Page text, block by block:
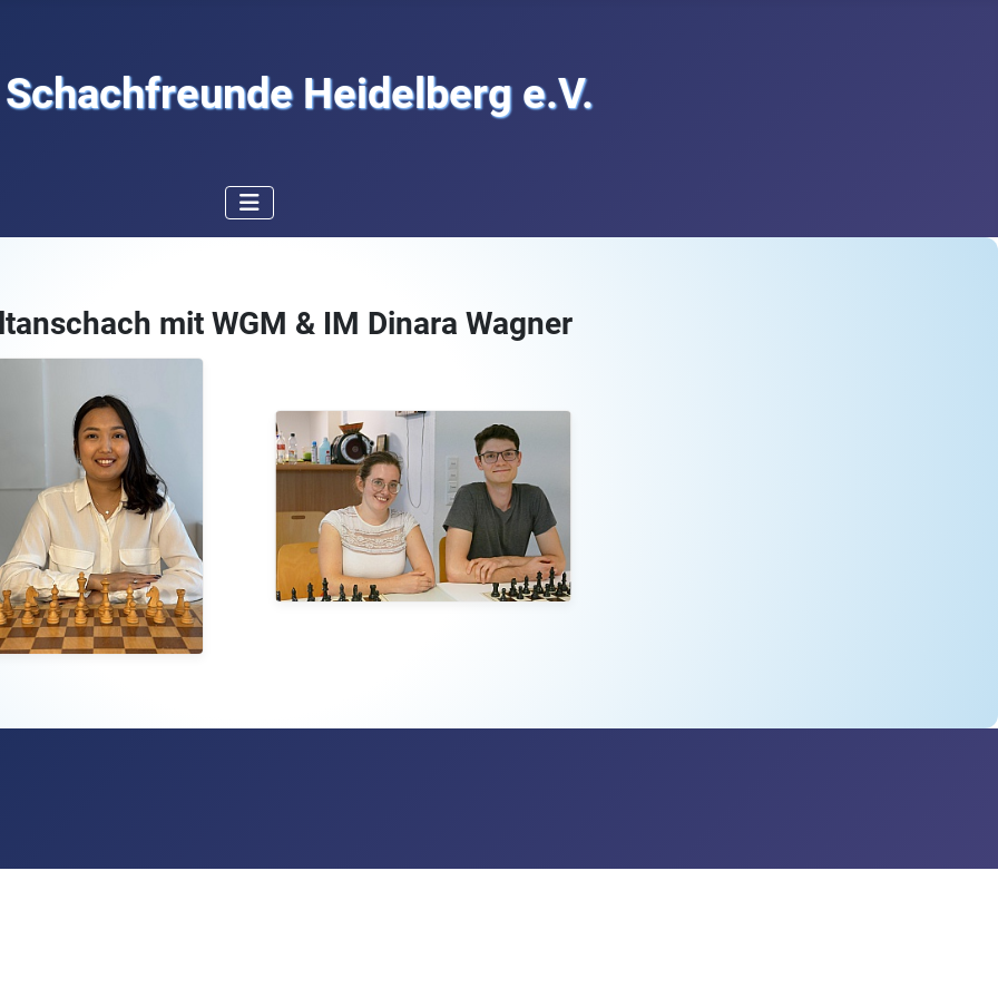
Schachfreunde Heidelberg e.V.
mit WGM & IM Dinara Wagner